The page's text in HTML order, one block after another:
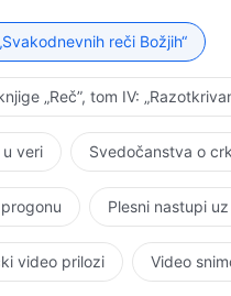
već je, štaviše,
već se i tvoje
da tvoja bolest više
da se obavi
neoprostivi greh.
život, jer tvoj
nemoj Me kriviti
na zemlji – kao sa
Ovo je Moja
reči Božjih“
„Reč”, tom IV:
u veri Svedočanstva o
Plesni nastupi
video prilozi Video